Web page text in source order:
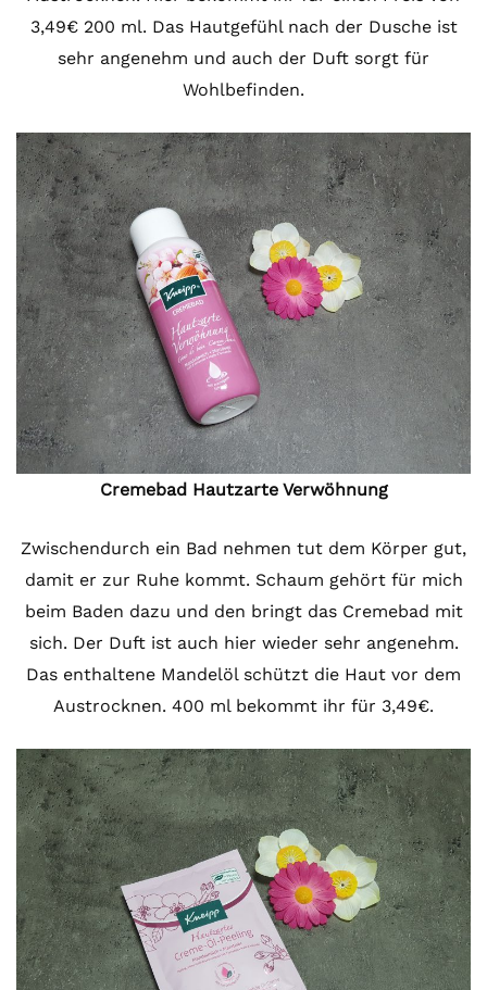
3,49€ 200 ml. Das Hautgefühl nach der Dusche ist
sehr angenehm und auch der Duft sorgt für
Wohlbefinden.
Cremebad Hautzarte Verwöhnung
Zwischendurch ein Bad nehmen tut dem Körper gut,
damit er zur Ruhe kommt. Schaum gehört für mich
beim Baden dazu und den bringt das Cremebad mit
sich. Der Duft ist auch hier wieder sehr angenehm.
Das enthaltene Mandelöl schützt die Haut vor dem
Austrocknen. 400 ml bekommt ihr für 3,49€.